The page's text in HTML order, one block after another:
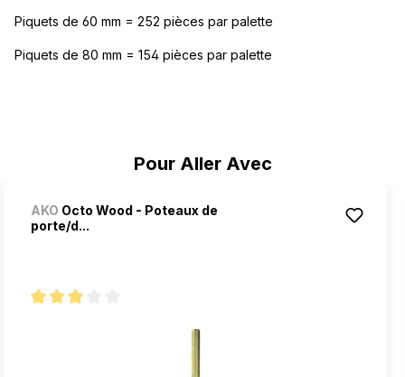
Pour Aller Avec
AKO Octo Wood - Poteaux de
porte/d...
Piquets de 60 mm = 252 pièces par palette
Piquets de 80 mm = 154 pièces par palette